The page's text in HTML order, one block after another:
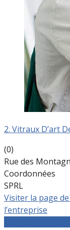
2. Vitraux D’art
(0)
Rue des
Coordonnées
SPRL
Visiter la page
l’entreprise